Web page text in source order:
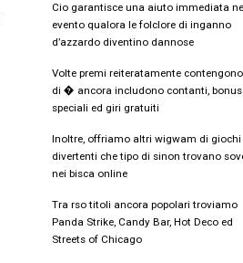
Cio garantisce una aiuto immediata
evento qualora le folclore di inganno
d’azzardo diventino dannose
Volte premi reiteratamente
di � ancora includono contanti, bonus
speciali ed giri gratuiti
Inoltre, offriamo altri wigwam di giochi
divertenti che tipo di sinon trovano
nei bisca online
Tra rso titoli ancora popolari troviamo
Panda Strike, Candy Bar, Hot Deco ed
Streets of Chicago